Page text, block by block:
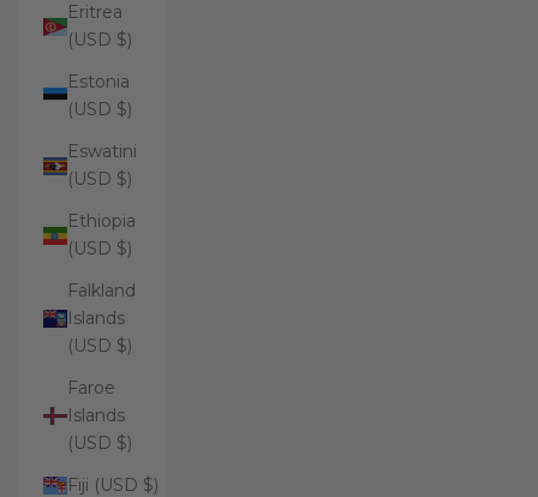
Eritrea
(USD $)
Estonia
(USD $)
Eswatini
(USD $)
Ethiopia
(USD $)
Falkland
Islands
(USD $)
Faroe
Islands
(USD $)
Fiji (USD $)